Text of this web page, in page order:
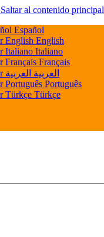
Saltar al contenido principal
Español
English
Italiano
Français
العربية
Português
Türkçe